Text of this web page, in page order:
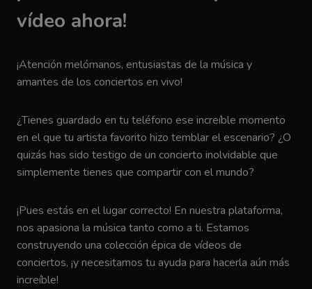
vídeo ahora!
¡Atención melómanos, entusiastas de la música y
amantes de los conciertos en vivo!
¿Tienes guardado en tu teléfono ese increíble momento
en el que tu artista favorito hizo temblar el escenario? ¿O
quizás has sido testigo de un concierto inolvidable que
simplemente tienes que compartir con el mundo?
¡Pues estás en el lugar correcto! En nuestra plataforma,
nos apasiona la música tanto como a ti. Estamos
construyendo una colección épica de vídeos de
conciertos, ¡y necesitamos tu ayuda para hacerla aún más
increíble!